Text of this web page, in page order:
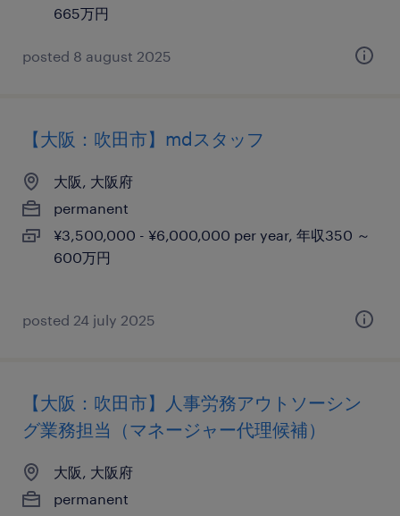
665万円
posted 8 august 2025
【大阪：吹田市】mdスタッフ
大阪, 大阪府
permanent
¥3,500,000 - ¥6,000,000 per year, 年収350 ～
600万円
posted 24 july 2025
【大阪：吹田市】人事労務アウトソーシン
グ業務担当（マネージャー代理候補）
大阪, 大阪府
permanent